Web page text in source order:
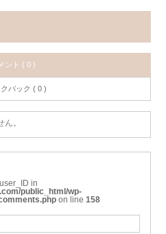
ント ( 0 )
クバック ( 0 )
。
in
public_html/wp-
on line 158